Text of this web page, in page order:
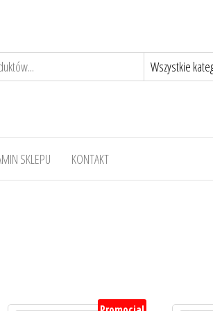
SKLEPU KONTAKT